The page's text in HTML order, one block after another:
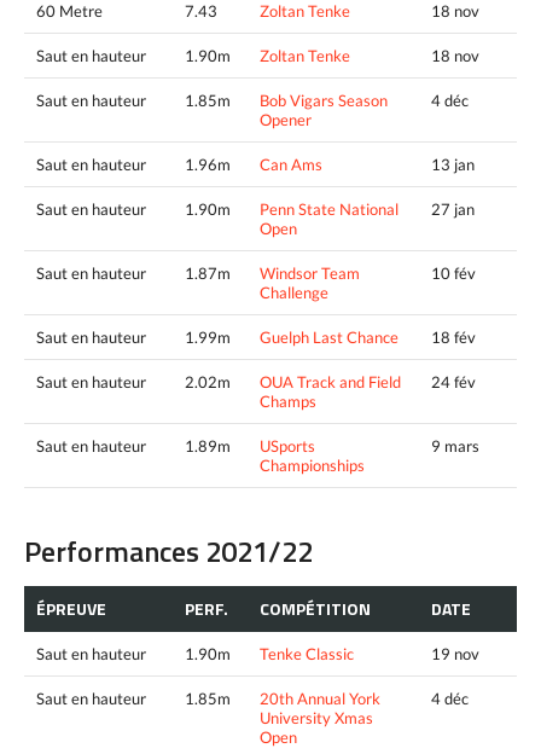
60 Metre 7.43 Zoltan Tenke 18 nov
Saut en hauteur 1.90m Zoltan Tenke 18 nov
Saut en hauteur 1.85m
Bob Vigars Season
Opener
4 déc
Saut en hauteur 1.96m Can Ams 13 jan
Saut en hauteur 1.90m
Penn State National
Open
27 jan
Saut en hauteur 1.87m
Windsor Team
Challenge
10 fév
Saut en hauteur 1.99m Guelph Last Chance 18 fév
Saut en hauteur 2.02m
OUA Track and Field
Champs
24 fév
Saut en hauteur 1.89m
USports
Championships
9 mars
Performances 2021/22
ÉPREUVE PERF. COMPÉTITION DATE
Saut en hauteur 1.90m Tenke Classic 19 nov
Saut en hauteur 1.85m
20th Annual York
University Xmas
Open
4 déc